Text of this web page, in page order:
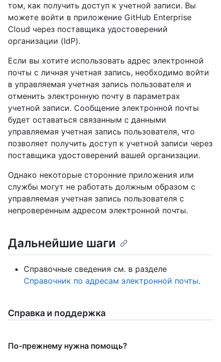
том, как получить доступ к учетной записи. Вы
можете войти в приложение GitHub Enterprise
Cloud через поставщика удостоверений
организации (IdP).
Если вы хотите использовать адрес электронной
почты с личная учетная запись, необходимо войти
в управляемая учетная запись пользователя и
отменить электронную почту в параметрах
учетной записи. Сообщение электронной почты
будет оставаться связанным с данными
управляемая учетная запись пользователя, что
позволяет получить доступ к учетной записи через
поставщика удостоверений вашей организации.
Однако некоторые сторонние приложения или
службы могут не работать должным образом с
управляемая учетная запись пользователя с
непроверенным адресом электронной почты.
Дальнейшие шаги
Справочные сведения см. в разделе
Справочник по адресам электронной почты.
Справка и поддержка
По-прежнему нужна помощь?